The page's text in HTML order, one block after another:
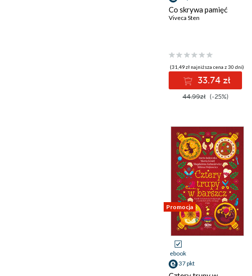
Co skrywa pamięć
Viveca Sten
(31,49 zł najniższa cena z 30 dni)
33.74 zł
44.99zł (-25%)
Promocja
ebook
37 pkt